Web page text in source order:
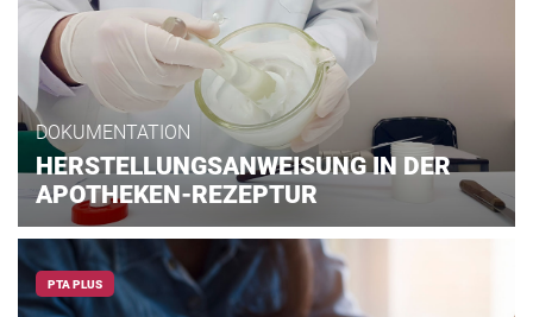
DOKUMENTATION
HERSTELLUNGSANWEISUNG IN DER
APOTHEKEN-REZEPTUR
PTA PLUS